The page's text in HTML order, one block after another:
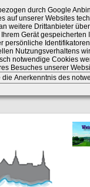
durch Google
auf unserer Websites
weitere Drittanbieter
Gerät gespeicherten
persönliche
Nutzungsverhaltens
notwendige Cookies
Besuches unserer